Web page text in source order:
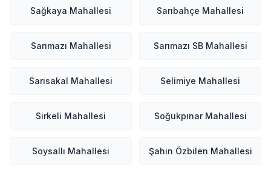
Sağkaya Mahallesi Sarıbahçe Mahallesi
Sarımazı Mahallesi Sarımazı SB Mahallesi
Sarısakal Mahallesi Selimiye Mahallesi
Sirkeli Mahallesi Soğukpınar Mahallesi
Soysallı Mahallesi Şahin Özbilen Mahallesi